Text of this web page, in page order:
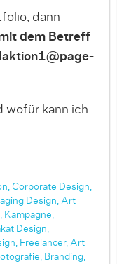
dann
dem Betreff
wofür kann ich
Corporate Design,
Design, Art
Kampagne,
Design,
Freelancer, Art
Branding,